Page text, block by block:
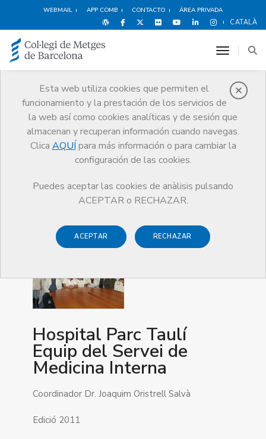
WEBMAIL APP COMB CONTACTO ÁREA PRIVADA
CATALÀ
Esta web utiliza cookies que permiten el
funcionamiento y la prestación de los servicios de
la web así como cookies analíticas y de sesión que
almacenan y recuperan información cuando navegas.
Clica AQUÍ para más información o para cambiar la
configuración de las cookies.
Puedes aceptar las cookies de anàlisis pulsando
ACEPTAR o RECHAZAR.
ACEPTAR RECHAZAR
toggle
Premios
El CoMB Guardonat Edició 2011
Guardonat Edició 2011
Hospital Parc Taulí
Equip del Servei de
Medicina Interna
Coordinador Dr. Joaquim Oristrell Salvà
Edició 2011